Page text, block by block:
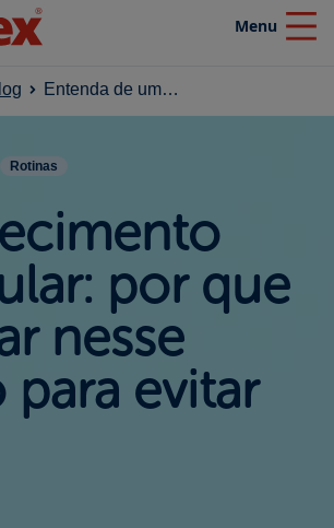
Menu
Close
Entenda de uma vez por que você deveria fortalecer a musculatura
Rotinas
por que
nesse
para evitar